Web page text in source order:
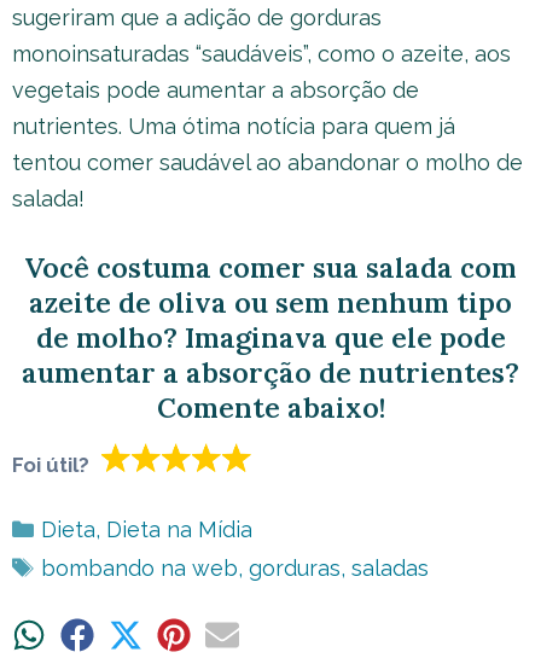
sugeriram que a adição de gorduras
monoinsaturadas “saudáveis”, como o azeite, aos
vegetais pode aumentar a absorção de
nutrientes. Uma ótima notícia para quem já
tentou comer saudável ao abandonar o molho de
salada!
Você costuma comer sua salada com
azeite de oliva ou sem nenhum tipo
de molho? Imaginava que ele pode
aumentar a absorção de nutrientes?
Comente abaixo!
Foi útil?
Categorias
Dieta, Dieta na Mídia
Tags
bombando na web, gorduras, saladas
ShareShare ShareShareShare